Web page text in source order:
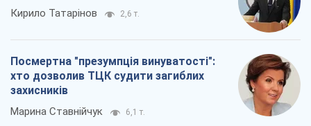
Кирило Татарінов 2,6 т.
Посмертна "презумпція винуватості":
хто дозволив ТЦК судити загиблих
захисників
Марина Ставнійчук 6,1 т.